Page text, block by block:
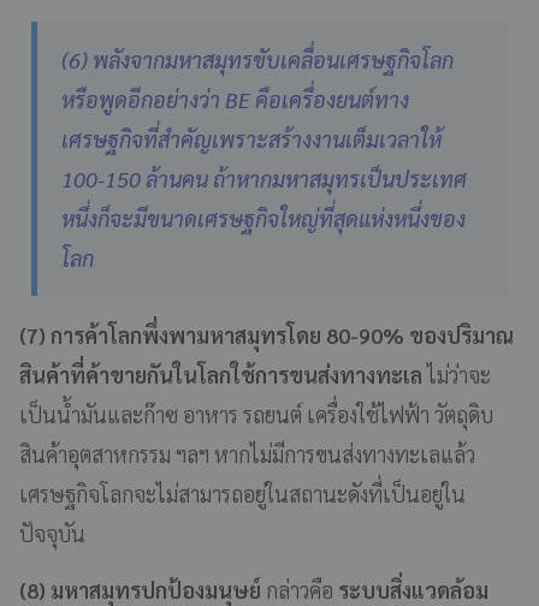
(6) พลังจากมหาสมุทรขับเคลื่อนเศรษฐกิจโลก
หรือพูดอีกอย่างว่า BE คือเครื่องยนต์ทาง
เศรษฐกิจที่สำคัญเพราะสร้างงานเต็มเวลาให้
100-150 ล้านคน ถ้าหากมหาสมุทรเป็นประเทศ
หนึ่งก็จะมีขนาดเศรษฐกิจใหญ่ที่สุดแห่งหนึ่งของ
โลก
(7) การค้าโลกพึ่งพามหาสมุทรโดย 80-90% ของปริมาณ
สินค้าที่ค้าขายกันในโลกใช้การขนส่งทางทะเลไม่ว่าจะ
เป็นน้ำมันและก๊าซ อาหาร รถยนต์ เครื่องใช้ไฟฟ้า วัตถุดิบ
สินค้าอุตสาหกรรม ฯลฯ หากไม่มีการขนส่งทางทะเลแล้ว
เศรษฐกิจโลกจะไม่สามารถอยู่ในสถานะดังที่เป็นอยู่ใน
ปัจจุบัน
(8) มหาสมุทรปกป้องมนุษย์ กล่าวคือ ระบบสิ่งแวดล้อม